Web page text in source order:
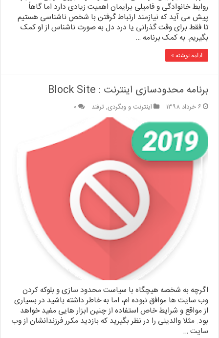
روابط خانوادگی و فامیلی برایمان اهمیت زیادی دارد اما گاهاً
پیش می آید که نیازمند ارتباط گرفتن با شخص ناشناسی هستیم
تا فقط برای وقت گذرانی یا درد دل به صورت ناشناس از او کمک
بگیریم. به کمک برنامه …
ادامه نوشته »
برنامه محدودسازی اینترنت : Block Site
۶ خرداد ۱۳۹۸ اینترنت و وبگردی,ترفند ۰
اگرچه به شخصه هیچگاه با سیاست محدود سازی و بلوکه کردن
وب سایت ها موافق نبوده ام، اما به خاطر داشته باشید در بسیاری
از مواقع و شرایط خاص استفاده از چنین ابزار هایی مفید خواهد
بود. مثلا والدینی را در نظر بگیرید که بازدید مکرر فرزندانشان از وب
سایت …